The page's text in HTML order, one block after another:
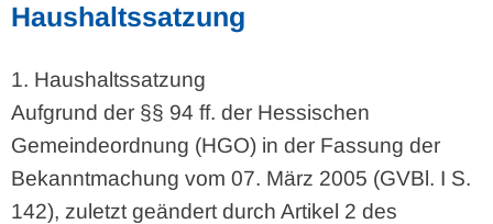
Haushaltssatzung
1. Haushaltssatzung
Aufgrund der §§ 94 ff. der Hessischen
Gemeindeordnung (HGO) in der Fassung der
Bekanntmachung vom 07. März 2005 (GVBl. I S.
142), zuletzt geändert durch Artikel 2 des